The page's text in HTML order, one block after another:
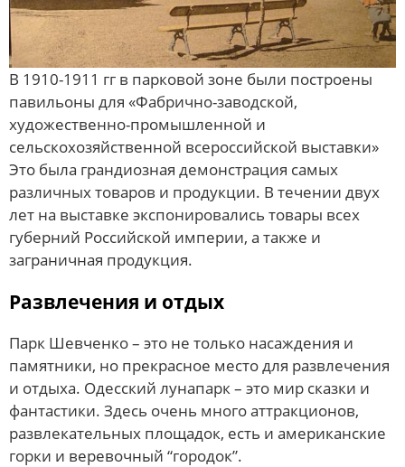
В 1910-1911 гг в парковой зоне были построены
павильоны для «Фабрично-заводской,
художественно-промышленной и
сельскохозяйственной всероссийской выставки»
Это была грандиозная демонстрация самых
различных товаров и продукции. В течении двух
лет на выставке экспонировались товары всех
губерний Российской империи, а также и
заграничная продукция.
Развлечения и отдых
Парк Шевченко – это не только насаждения и
памятники, но прекрасное место для развлечения
и отдыха. Одесский лунапарк – это мир сказки и
фантастики. Здесь очень много аттракционов,
развлекательных площадок, есть и американские
горки и веревочный “городок”.